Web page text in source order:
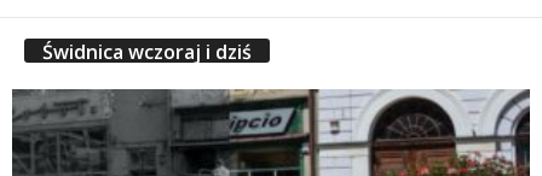
Świdnica wczoraj i dziś